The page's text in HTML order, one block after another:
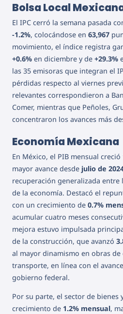
Bolsa Local
El IPC cerró la semana pasada
-1.2%, colocándose en 63,967
movimiento, el índice registra
+0.6% en diciembre y de +29.3%
las 35 emisoras que integran el
pérdidas respecto al viernes
relevantes correspondieron a
Comer, mientras que Peñoles,
concentraron los avances más
Economía Mexicana
En México, el PIB mensual creció
mayor avance desde julio de
recuperación generalizada entre
de la economía. Destacó el
con un crecimiento de 0.7%
acumular cuatro meses
mejora estuvo impulsada
de la construcción, que avanzó
al mayor dinamismo en obras
transporte, en línea con el
gobierno federal.
Por su parte, el sector de bienes
crecimiento de 1.2% mensual,